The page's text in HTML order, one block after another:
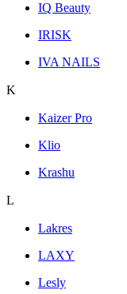
IQ Beauty
IRISK
IVA NAILS
K
Kaizer Pro
Klio
Krashu
L
Lakres
LAXY
Lesly